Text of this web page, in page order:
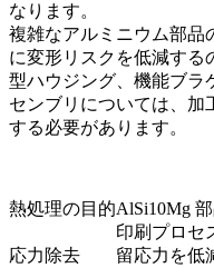
なります。
複雑なアルミニウム部品
に変形リスクを低減する
型ハウジング、機能ブラ
センブリについては、加
する必要があります。
熱処理の目的AlSi10Mg
応力除去
印刷プロセ
留応力を低